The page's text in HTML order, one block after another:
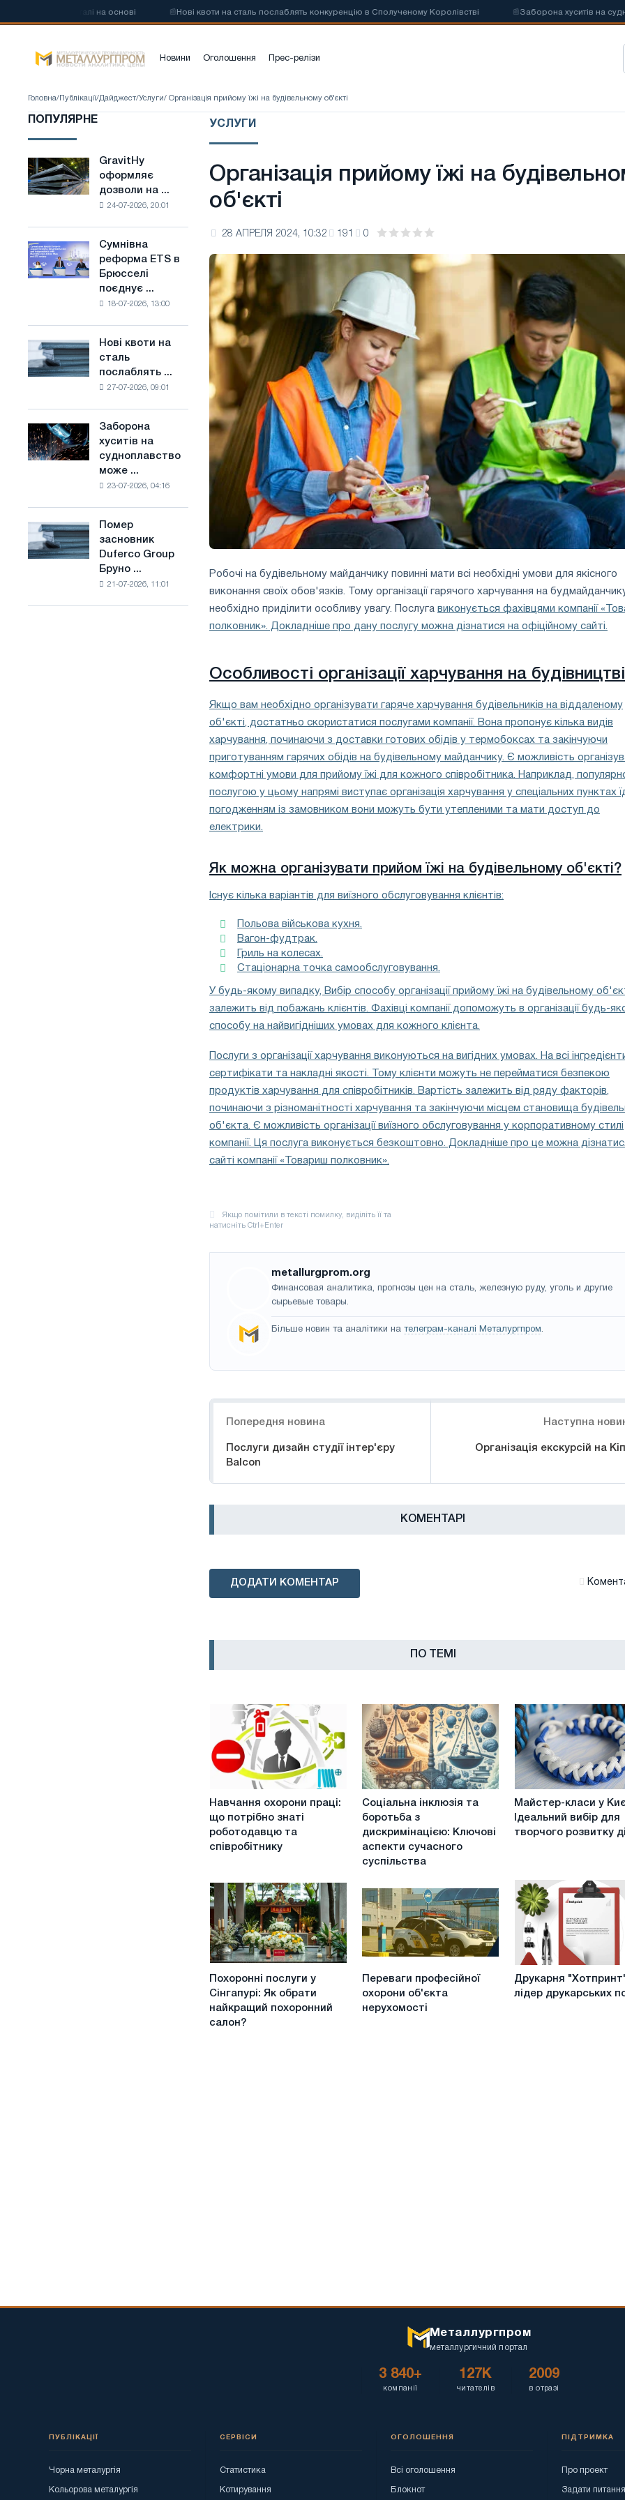
сталі на основі Нові квоти на сталь послаблять конкуренцію в Сполученому Королівстві Заборона хуситів на
Новини Оголошення Прес-релізи
Головна/ Публікації/Дайджест/Услуги/ Організація прийому їжі на будівельному об'єкті
ПОПУЛЯРНЕ
GravitHy
оформляє
дозволи
з
виробництва
низьковуглецевої
основі
водню
Франції
GravitHy
оформляє
дозволи на ...
24-07-2026, 20:01
Сумнівна
реформа
ETS
обмеження
з
боротьбі
зі
зміною
клімату
Сумнівна
реформа ETS в
Брюсселі
поєднує ...
18-07-2026, 13:00
Нові
квоти
на
в
Сполученому
Нові квоти на
сталь
послаблять ...
27-07-2026, 09:01
Заборона
хуситів
на
судноплавство
Саудівської
сталі
Заборона
хуситів на
судноплавство
може ...
23-07-2026, 04:16
Помер
засновник
Duferco
Помер
засновник
Duferco Group
Бруно ...
21-07-2026, 11:01
УСЛУГИ
Організація прийому їжі на
об'єкті
28 АПРЕЛЯ 2024, 10:32 191 0
Робочі на будівельному майданчику повинні мати всі необхідні умови для якісного
виконання своїх обов'язків. Тому організації гарячого харчування на
необхідно приділити особливу увагу. Послуга виконується фахівцями компанії
полковник». Докладніше про дану послугу можна дізнатися на офіційному сайті.
Особливості організації харчування на будівництві
Якщо вам необхідно організувати гаряче харчування будівельників на віддаленому
об'єкті, достатньо скористатися послугами компанії. Вона пропонує кілька видів
харчування, починаючи з доставки готових обідів у термобоксах та закінчуючи
приготуванням гарячих обідів на будівельному майданчику. Є можливість
комфортні умови для прийому їжі для кожного співробітника. Наприклад,
послугою у цьому напрямі виступає організація харчування у спеціальних пунктах
погодженням із замовником вони можуть бути утепленими та мати доступ до
електрики.
Як можна організувати прийом їжі на будівельному об'єкті?
Існує кілька варіантів для виїзного обслуговування клієнтів:
Польова військова кухня.
Вагон-фудтрак.
Гриль на колесах.
Стаціонарна точка самообслуговування.
У будь-якому випадку, Вибір способу організації прийому їжі на будівельному
залежить від побажань клієнтів. Фахівці компанії допоможуть в організації будь-
способу на найвигідніших умовах для кожного клієнта.
Послуги з організації харчування виконуються на вигідних умовах. На всі
сертифікати та накладні якості. Тому клієнти можуть не перейматися безпекою
продуктів харчування для співробітників. Вартість залежить від ряду факторів,
починаючи з різноманітності харчування та закінчуючи місцем становища
об'єкта. Є можливість організації виїзного обслуговування у корпоративному стилі
компанії. Ця послуга виконується безкоштовно. Докладніше про це можна
сайті компанії «Товариш полковник».
metallurgprom.org
Финансовая аналитика, прогнозы цен на сталь, железную руду, уголь и другие
сырьевые товары.
Більше новин та аналітики на телеграм-каналі Металургпром.
Попередня новина
Послуги дизайн студії інтер'єру
Balcon
Наступна
Організація екскурсій на
КОМЕНТАРІ
ДОДАТИ КОМЕНТАР
ПО ТЕМІ
Навчання
праці:
що
потрібно
роботодавцю
та
співробітнику
Навчання охорони праці:
що потрібно знаті
роботодавцю та
співробітнику
Соціальна
інклюзія
боротьба
дискримінацією:
аспекти
сучасного
суспільства
Соціальна інклюзія та
боротьба з
дискримінацією: Ключові
аспекти сучасного
суспільства
Майстер-
класи
у
Києві:
для
творчого
розвитку
дітей
Майстер-класи у
Ідеальний вибір для
творчого розвитку
Похоронні
послуги
Сінгапурі:
Похоронні послуги у
Сінгапурі: Як обрати
найкращий похоронний
салон?
Переваги
професійної
охорони
об'єкта
Переваги професійної
охорони об'єкта
нерухомості
Друкарня
"Хотпринт"
Друкарня
лідер друкарських
Металлургпром
металлургичний портал
3 840+
компанії
127K
читателів
2009
в отразі
ПУБЛІКАЦІЇ
Чорна металургія
Кольорова металургія
СЕРВІСИ
Статистика
Котирування
ОГОЛОШЕННЯ
Всі оголошення
Блокнот
ПІДТРИМКА
Про проект
Задати питання